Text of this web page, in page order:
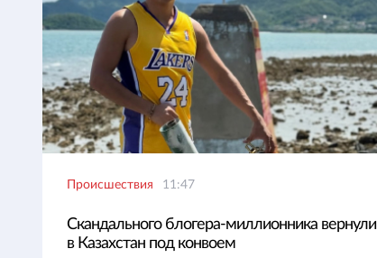
Происшествия 11:47
Скандального блогера-миллионника вернули
в Казахстан под конвоем